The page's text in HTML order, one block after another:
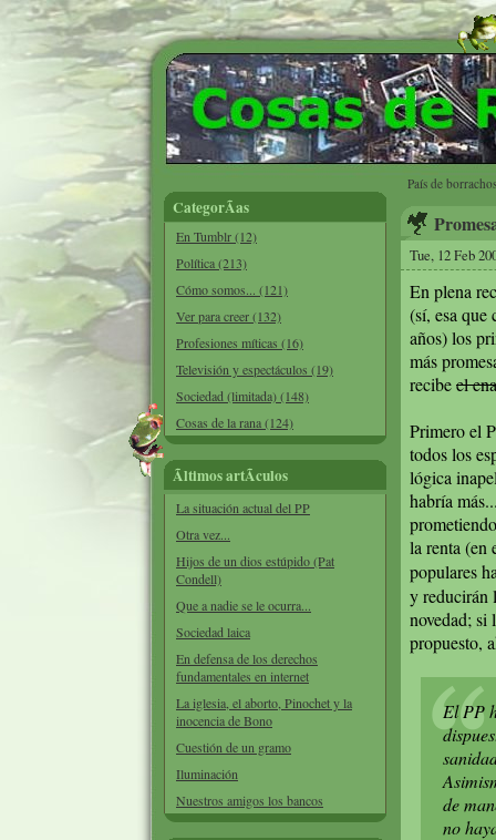
País de
CategorÃ­as
En Tumblr (12)
Política (213)
Cómo somos... (121)
Ver para creer (132)
Profesiones míticas (16)
Televisión y espectáculos (19)
Sociedad (limitada) (148)
Cosas de la rana (124)
Ãltimos artÃ­culos
La situación actual del PP
Otra vez...
Hijos de un dios estúpido (Pat
Condell)
Que a nadie se le ocurra...
Sociedad laica
En defensa de los derechos
fundamentales en internet
La iglesia, el aborto, Pinochet y la
inocencia de Bono
Cuestión de un gramo
Iluminación
Nuestros amigos los bancos
Tue, 12 Feb
En plena
(sí, esa que
años) los
más
recibeel
Primero el
todos los
lógica
habría
la renta (en
populares
y reducirán
novedad; si
propuesto,
El PP
de
no